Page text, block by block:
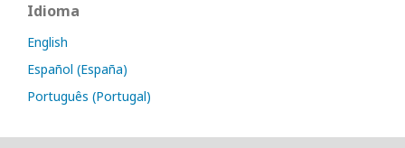
Idioma
English
Español (España)
Português (Portugal)